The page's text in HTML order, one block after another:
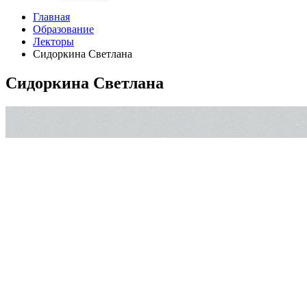
Главная
Образование
Лекторы
Сидоркина Светлана
Сидоркина Светлана